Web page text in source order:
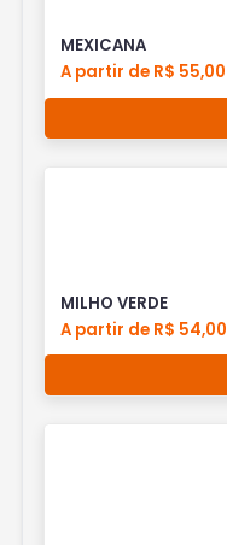
MEXICANA
A partir de R$ 55,00
MILHO VERDE
A partir de R$ 54,00